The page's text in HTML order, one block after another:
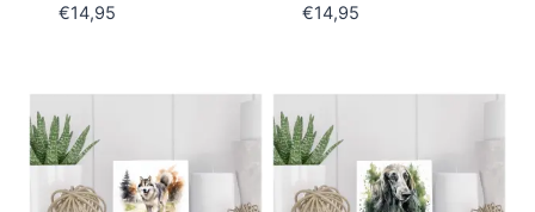
€14,95 €14,95